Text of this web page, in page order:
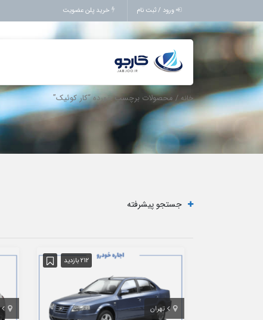
ورود / ثبت نام خرید پلن عضویت
خانه/ محصولات برچسب خورده “کار کوئیک”
جستجو پیشرفته
212 بازدید
تهران